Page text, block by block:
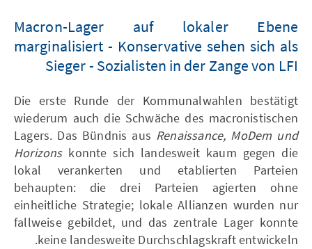
Macron-Lager auf lokaler Ebene
marginalisiert - Konservative sehen sich als
Sieger - Sozialisten in der Zange von LFI
Die erste Runde der Kommunalwahlen bestätigt
wiederum auch die Schwäche des macronistischen
Lagers. Das Bündnis aus Renaissance, MoDem und
Horizonskonnte sich landesweit kaum gegen die
lokal verankerten und etablierten Parteien
behaupten: die drei Parteien agierten ohne
einheitliche Strategie; lokale Allianzen wurden nur
fallweise gebildet, und das zentrale Lager konnte
keine landesweite Durchschlagskraft entwickeln.